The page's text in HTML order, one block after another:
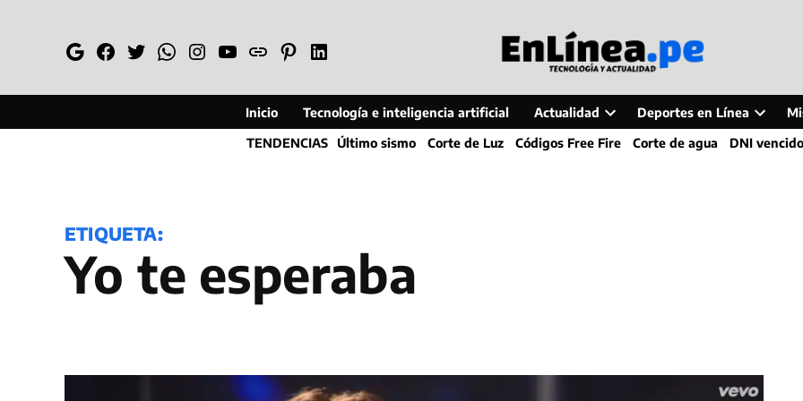
GoogleFacebook
TwitterWhatsapp
Instagram
YouTube
WebPinterestLinkedin
Inicio Tecnología e inteligencia artificial Actualidad
Open
dropdown
Deportes en Línea
Open
dropdown
TENDENCIAS Último sismo Corte de Luz Códigos Free Fire Corte de agua DNI vencido
ETIQUETA:
Yo te esperaba